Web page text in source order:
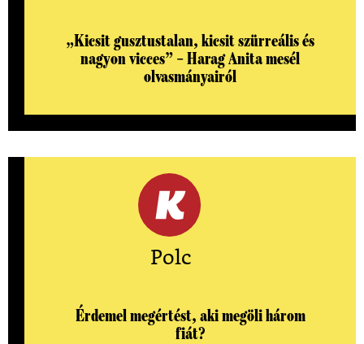
„Kicsit gusztustalan, kicsit szürreális és
nagyon vicces” – Harag Anita mesél
olvasmányairól
Polc
Érdemel megértést, aki megöli három
fiát?